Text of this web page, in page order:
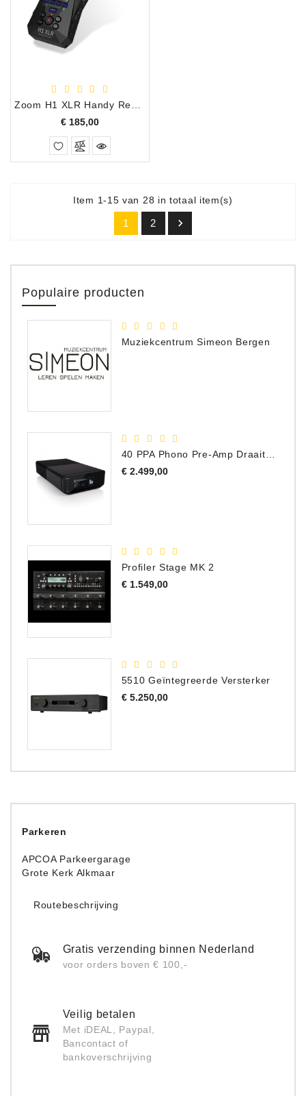
€ 185,00Prijs
Item 1-15 van 28 in totaal item(s)
1 2 
Populaire producten
Muziekcentrum Simeon Bergen
40 PPA Phono Pre-Amp Draaitafel Voorversterker
€ 2.499,00Prijs
Profiler Stage MK 2
€ 1.549,00Prijs
5510 Geïntegreerde Versterker
€ 5.250,00Prijs
Parkeren
APCOA Parkeergarage
Grote Kerk Alkmaar
Routebeschrijving
Gratis verzending binnen Nederland
voor orders boven € 100,-
Veilig betalen
Met iDEAL, Paypal,
Bancontact of
bankoverschrijving